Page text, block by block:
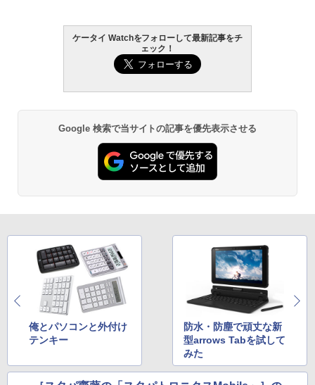
ケータイ Watchをフォローして最新記事をチ
ェック！
Google 検索で当サイトの記事を優先表示させる
俺とパソコンと外付け
テンキー
防水・防塵で頑丈な新
型arrows Tabを試して
みた